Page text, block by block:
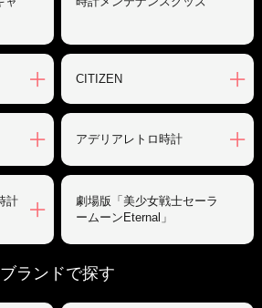
CITIZEN
アデリアレトロ時計
計
劇場版「美少女戦士セーラ
ームーンEternal」
ブランドで探す